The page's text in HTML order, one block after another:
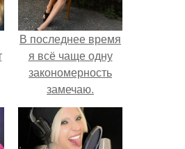
В последнее время
я всё чаще одну
закономерность
замечаю.